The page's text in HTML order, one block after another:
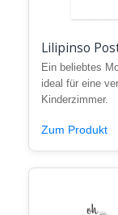
Lilipinso
Ein beliebtes
ideal für eine
Kinderzimmer.
Zum Produkt